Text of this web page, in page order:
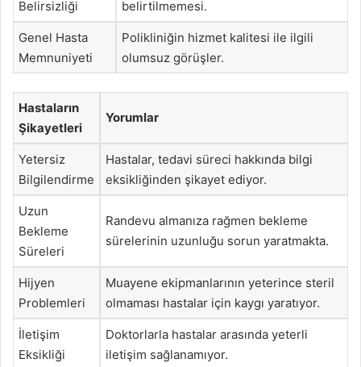
Belirsizliği
belirtilmemesi.
Genel Hasta
Memnuniyeti
Polikliniğin hizmet kalitesi ile ilgili
olumsuz görüşler.
Hastaların
Şikayetleri
Yorumlar
Yetersiz
Bilgilendirme
Hastalar, tedavi süreci hakkında bilgi
eksikliğinden şikayet ediyor.
Uzun
Bekleme
Süreleri
Randevu almanıza rağmen bekleme
sürelerinin uzunluğu sorun yaratmakta.
Hijyen
Problemleri
Muayene ekipmanlarının yeterince steril
olmaması hastalar için kaygı yaratıyor.
İletişim
Eksikliği
Doktorlarla hastalar arasında yeterli
iletişim sağlanamıyor.